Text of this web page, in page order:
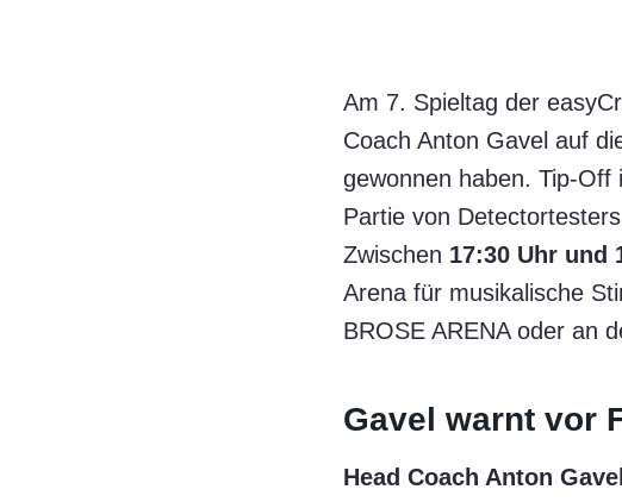
Am 7. Spieltag der
Coach Anton Gavel auf
gewonnen haben. Tip-Off
Partie von
Zwischen 17:30 Uhr und
Arena für musikalische
BROSE ARENA oder an
Gavel warnt vor
Head Coach Anton Gavel